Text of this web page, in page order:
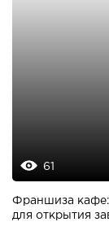
61
Франшиза
для открытия